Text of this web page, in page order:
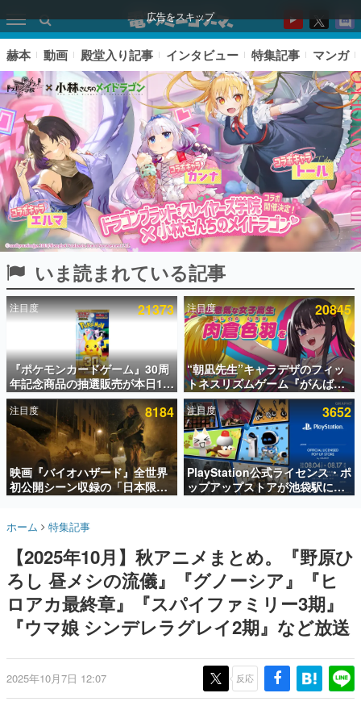
広告をスキップ
ピックアップ
電ファミのいま読まれている記事ランキング
アプリセール情報
インタビュー
連載・特集一覧
殿堂入り記事
SNS拡散数が数千以上！ ページビュー数万以上！ などな
ど。多くの人々に読まれた、電ファミ渾身の“殿堂入り”記
事をまとめました。
名作ゲームクリエイターの方々に製作時のエピソードをお
きます。
赫本
この物語を解いてはいけない。『赫本』は、〈試験問題〉
の形をした短編ホラー小説集です。
これからのデジタルゲーム市場を担う若きクリエイター達
の姿を追い、彼らのルーツと情熱を探っていきます。
赫本 動画 殿堂入り記事 インタビュー 特集記事 マンガ
いま読まれている記事
注目度 21373
『ポケモンカードゲーム』30周
年記念商品の抽選販売が本日12
時より開始。拡張パック「30th
CELEBRATION」のボックス
に、「プレミアムデッキセット
エーフィ・ブラッキー」
「FUTURISTIC BOX」の計3商
品
注目度 20845
“朝凪先生”キャラデザのフィッ
トネスリズムゲーム『がんば
れ！チアリズム』Steamストア
ページが公開。キャラクターの
CVは陽向葵ゅかさん
注目度 8184
映画『バイオハザード』全世界
初公開シーン収録の「日本限
定」予告映像が解禁。バイオの
「ラクーンシティ総合病院」へ
行く配達人の姿が披露
注目度 3652
PlayStation公式ライセンス・ポ
ップアップストアが池袋駅にて
期間限定で開催。夏のアパレル
ホーム 特集記事
【2025年10月】秋アニメまとめ。『野原ひ
ろし 昼メシの流儀』『グノーシア』『ヒ
ロアカ最終章』『スパイファミリー3期』
『ウマ娘 シンデレラグレイ2期』など放送
2025年10月7日 12:07 反応